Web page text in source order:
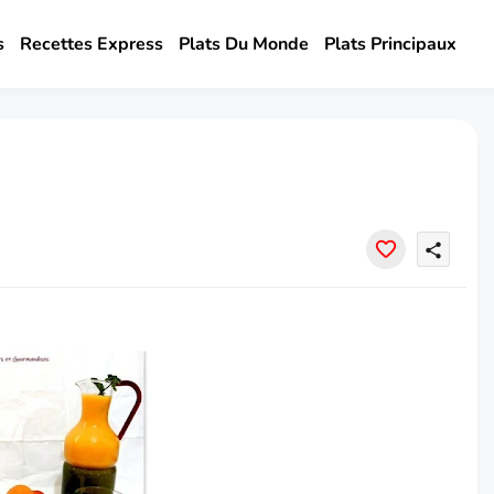
Recettes Express Plats Du Monde Plats Principaux
share